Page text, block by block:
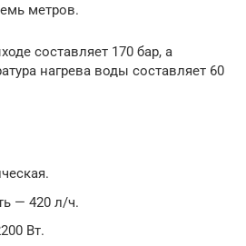
метров.
составляет 170 бар, а
нагрева воды составляет 60
— 420 л/ч.
Вт.